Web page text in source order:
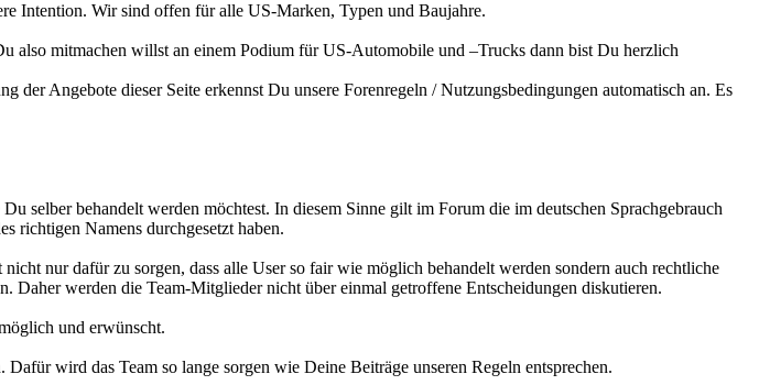
Intention. Wir sind offen für alle US-Marken, Typen und Baujahre.
also mitmachen willst an einem Podium für US-Automobile und –Trucks dann bist Du herzlich
Angebote dieser Seite erkennst Du unsere Forenregeln / Nutzungsbedingungen automatisch an. Es
selber behandelt werden möchtest. In diesem Sinne gilt im Forum die im deutschen Sprachgebrauch
richtigen Namens durchgesetzt haben.
nur dafür zu sorgen, dass alle User so fair wie möglich behandelt werden sondern auch rechtliche
werden die Team-Mitglieder nicht über einmal getroffene Entscheidungen diskutieren.
und erwünscht.
wird das Team so lange sorgen wie Deine Beiträge unseren Regeln entsprechen.